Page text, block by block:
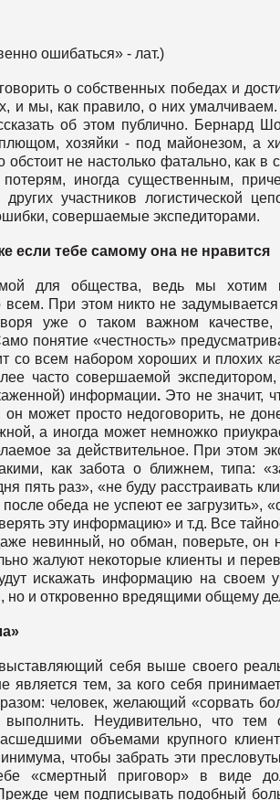
ошибаться» - лат.)
о собственных победах и
и мы, как правило, о них
об этом публично. Бернард
хозяйки - под майонезом, а
не настолько фатально, как в
иногда существенным,
участников логистической
совершаемые экспедиторами.
если тебе самому она не нравится
для общества, ведь мы
всем. При этом никто не
уже о таком важном
понятие «честность»
со всем набором хороших и плохих
часто совершаемой
информации. Это не значит,
может просто недоговорить, не
а иногда может немножко
за действительное. При этом
как забота о ближнем, типа:
пять раз», «не буду расстраивать
обеда не успеют ее загрузить»,
эту информацию» и т.д. Все
невинный, но обман, поверьте, он
жалуют некоторые клиенты и
искажать информацию на своем
но и откровенно вредящими общему
себя выше своего
является тем, за кого себя
человек, желающий «сорвать
выполнить. Неудивительно, что
объемами крупного
чтобы забрать эти
«смертный приговор» в виде
чем подписывать подобный